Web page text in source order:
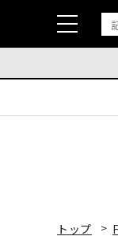
トップ